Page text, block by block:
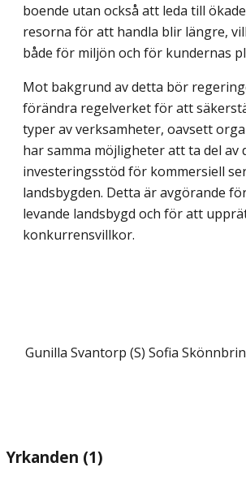
boende utan också att leda till
resorna för att handla blir längre,
både för miljön och för kundernas
Mot bakgrund av detta bör
förändra regelverket för att
typer av verksamheter, oavsett
har samma möjligheter att ta del av
investeringsstöd för kommersiell
landsbygden. Detta är avgörande
levande landsbygd och för att
konkurrensvillkor.
Gunilla Svantorp (S) Sofia
Yrkanden (1)